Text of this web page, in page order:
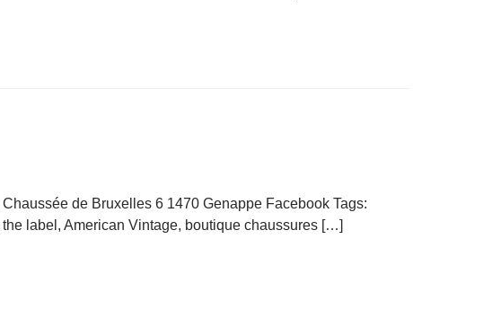
de Bruxelles 6 1470 Genappe Facebook Tags:
label, American Vintage, boutique chaussures […]